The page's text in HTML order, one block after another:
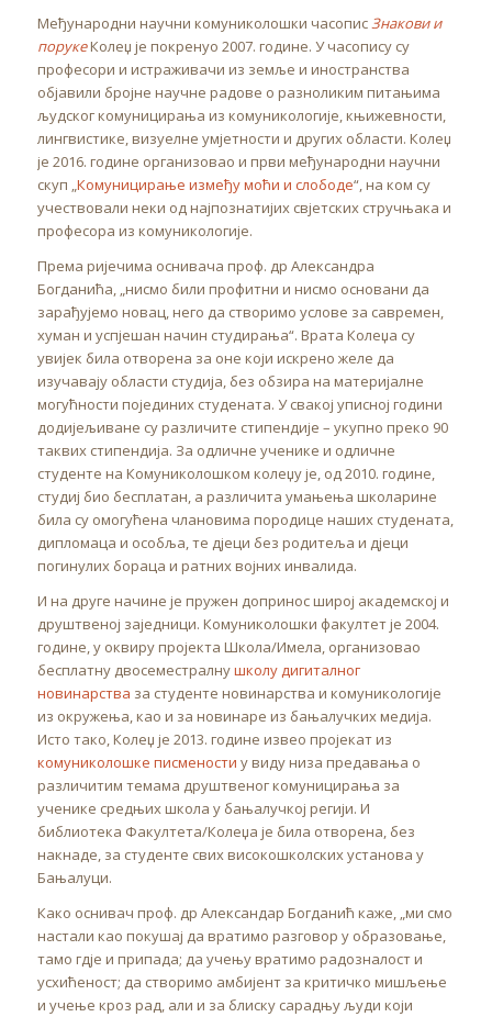
Међународни научни комуниколошки часописЗнакови и
порукеКолеџ је покренуо 2007. године. У часопису су
професори и истраживачи из земље и иностранства
објавили бројне научне радове о разноликим питањима
људског комуницирања из комуникологије, књижевности,
лингвистике, визуелне умјетности и других области. Колеџ
је 2016. године организовао и први међународни научни
скуп „Комуницирање између моћи и слободе“, на ком су
учествовали неки од најпознатијих свјетских стручњака и
професора из комуникологије.
Према ријечима оснивача проф. др Александра
Богданића, „нисмо били профитни и нисмо основани да
зарађујемо новац, него да створимо услове за савремен,
хуман и успјешан начин студирања“. Врата Колеџа су
увијек била отворена за оне који искрено желе да
изучавају области студија, без обзира на материјалне
могућности појединих студената. У свакој уписној години
додијељиване су различите стипендије – укупно преко 90
таквих стипендија. За одличне ученике и одличне
студенте на Комуниколошком колеџу је, од 2010. године,
студиј био бесплатан, а различита умањења школарине
била су омогућена члановима породице наших студената,
дипломаца и особља, те дјеци без родитеља и дјеци
погинулих бораца и ратних војних инвалида.
И на друге начине је пружен допринос широј академској и
друштвеној заједници. Комуниколошки факултет је 2004.
године, у оквиру пројекта Школа/Имела, организовао
бесплатну двосеместралнушколу дигиталног
новинарства за студенте новинарства и комуникологије
из окружења, као и за новинаре из бањалучких медија.
Исто тако, Колеџ је 2013. године извео пројекат из
комуниколошке писмености у виду низа предавања о
различитим темама друштвеног комуницирања за
ученике средњих школа у бањалучкој регији. И
библиотека Факултета/Колеџа је била отворена, без
накнаде, за студенте свих високошколских установа у
Бањалуци.
Како оснивач проф. др Александар Богданић каже, „ми смо
настали као покушај да вратимо разговор у образовање,
тамо гдје и припада; да учењу вратимо радозналост и
усхићеност; да створимо амбијент за критичко мишљење
и учење кроз рад, али и за блиску сарадњу људи који